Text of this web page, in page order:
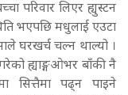
परिवार लिएर ह्युस्टन
भएपछि मधुलाई एउटा
घरखर्च चल्न थाल्यो ।
ह्याङ्गओभर बाँकी नै
सित्तैमा पढ्न पाइने